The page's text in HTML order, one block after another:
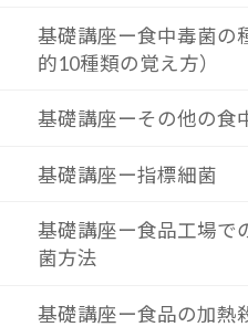
基礎講座ー食中毒菌の
的10種類の覚え方）
基礎講座ーその他の食
基礎講座ー指標細菌
基礎講座ー食品工場で
菌方法
基礎講座ー食品の加熱